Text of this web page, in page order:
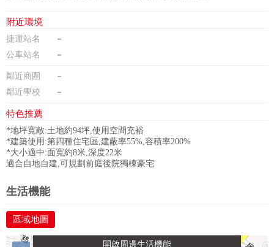
附近環境
捷運站名
－
公車站名
－
鄰近商圈
－
鄰近學校
－
特色推薦
*地坪寬敞:土地約94坪,使用空間充裕
*建築使用:第四種住宅區,建蔽率55%,容積率200%
*大小適中:面寬約8米,深度22米
適合自地自建,可規劃前庭後院獨棟豪宅
生活機能
區域地圖生活購物